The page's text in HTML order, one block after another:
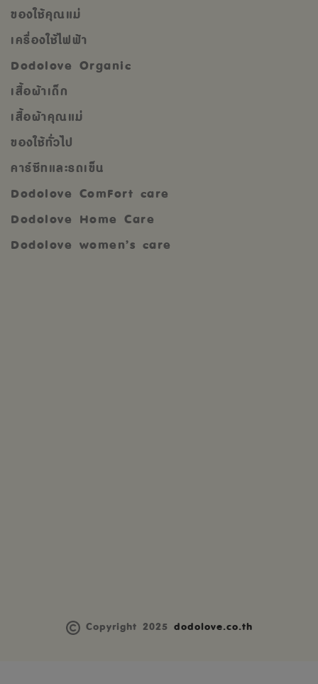
ของใช้คุณแม่
เครื่องใช้ไฟฟ้า
Dodolove Organic
เสื้อผ้าเด็ก
เสื้อผ้าคุณแม่
ของใช้ทั่วไป
คาร์ซีทและรถเข็น
Dodolove ComFort care
Dodolove Home Care
Dodolove women’s care
Copyright 2025 dodolove.co.th